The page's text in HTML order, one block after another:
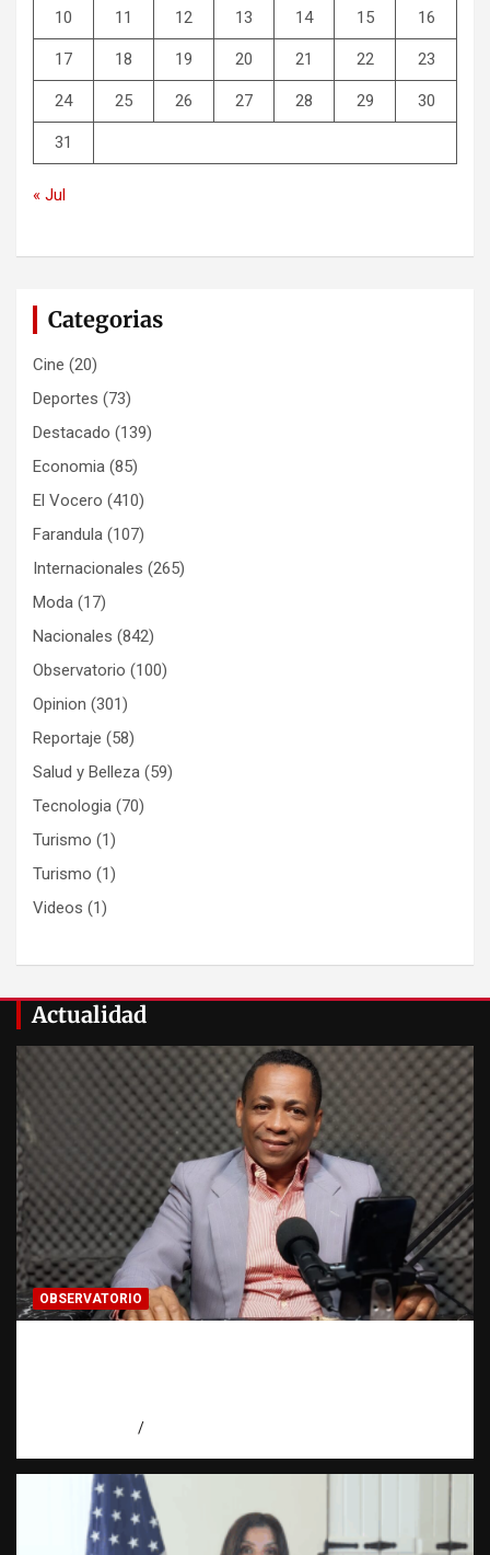
10 11 12 13 14 15 16
17 18 19 20 21 22 23
24 25 26 27 28 29 30
31
« Jul
Categorias
Cine (20)
Deportes (73)
Destacado (139)
Economia (85)
El Vocero (410)
Farandula (107)
Internacionales (265)
Moda (17)
Nacionales (842)
Observatorio (100)
Opinion (301)
Reportaje (58)
Salud y Belleza (59)
Tecnologia (70)
Turismo (1)
Turismo (1)
Videos (1)
Actualidad
OBSERVATORIO